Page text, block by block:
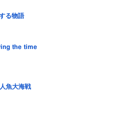
る物語
the time
魚大海戦